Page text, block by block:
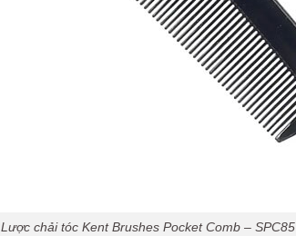
Lược chải tóc Kent Brushes Pocket Comb – SPC85